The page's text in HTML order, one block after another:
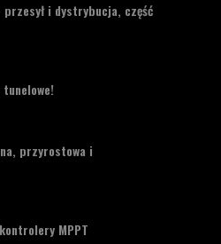
i dystrybucja, część
przyrostowa i
MPPT